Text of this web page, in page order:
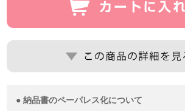
● 納品書のペーパレス化について